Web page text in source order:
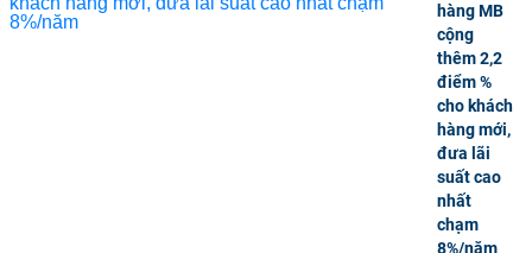
hàng MB
cộng
thêm 2,2
điểm %
cho khách
hàng mới,
đưa lãi
suất cao
nhất
chạm
8%/năm